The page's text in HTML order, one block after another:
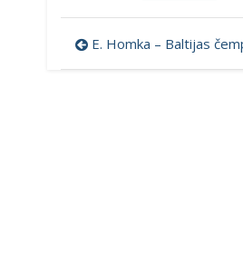
Ziņu
izvēlne
E. Homka – Baltijas